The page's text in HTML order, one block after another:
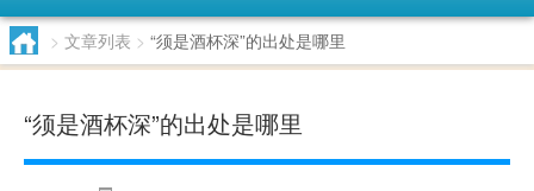
> 文章列表 > “须是酒杯深”的出处是哪里
“须是酒杯深”的出处是哪里